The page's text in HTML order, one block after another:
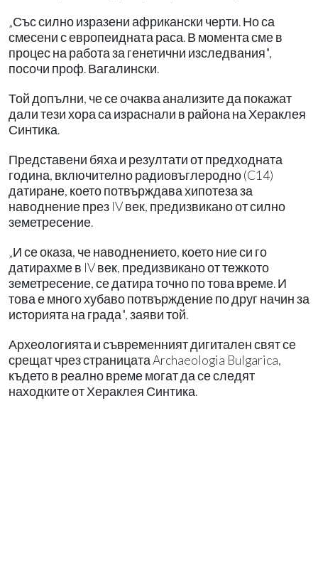
„Със силно изразени африкански черти. Но са
смесени с европеидната раса. В момента сме в
процес на работа за генетични изследвания",
посочи проф. Вагалински.
Той допълни, че се очаква анализите да покажат
дали тези хора са израснали в района на Хераклея
Синтика.
Представени бяха и резултати от предходната
година, включително радиовъглеродно (C14)
датиране, което потвърждава хипотеза за
наводнение през IV век, предизвикано от силно
земетресение.
„И се оказа, че наводнението, което ние си го
датирахме в IV век, предизвикано от тежкото
земетресение, се датира точно по това време. И
това е много хубаво потвърждение по друг начин за
историята на града", заяви той.
Археологията и съвременният дигитален свят се
срещат чрез страницата Archaeologia Bulgarica,
където в реално време могат да се следят
находките от Хераклея Синтика.